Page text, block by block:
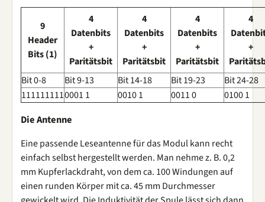
9
Header
Bits (1)
4
Datenbits
+
Paritätsbit
4
Datenbits
+
Paritätsbit
4
Datenbits
+
Paritätsbit
4
+
Bit 0-8
Bit 9-13 Bit 14-18 Bit 19-23
Bit 24-28
1111111110001 1 0010 1 0011 0 0100 1
Die Antenne
Eine passende Leseantenne für das Modul kann recht
einfach selbst hergestellt werden. Man nehme z. B. 0,2
mm Kupferlackdraht, von dem ca. 100 Windungen auf
einen runden Körper mit ca. 45 mm Durchmesser